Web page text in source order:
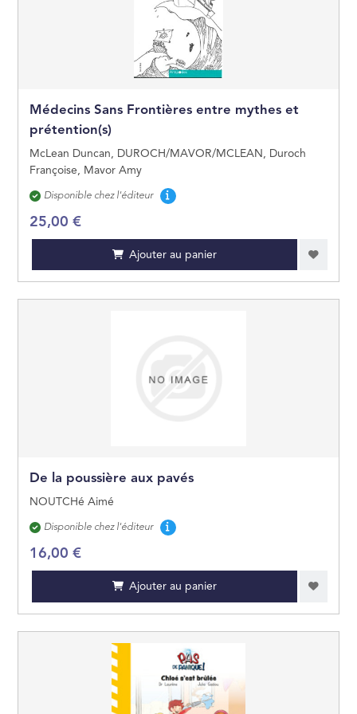
Médecins Sans Frontières entre mythes et
prétention(s)
McLean Duncan, DUROCH/MAVOR/MCLEAN, Duroch
Françoise, Mavor Amy
Disponibilité
Disponible chez l'éditeur
25,00 €
Ajouter au panier
De la poussière aux pavés
NOUTCHé Aimé
Disponibilité
Disponible chez l'éditeur
16,00 €
Ajouter au panier